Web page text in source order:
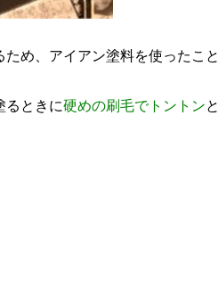
め、アイアン塗料を使ったこと
るときに硬めの刷毛でトントンと